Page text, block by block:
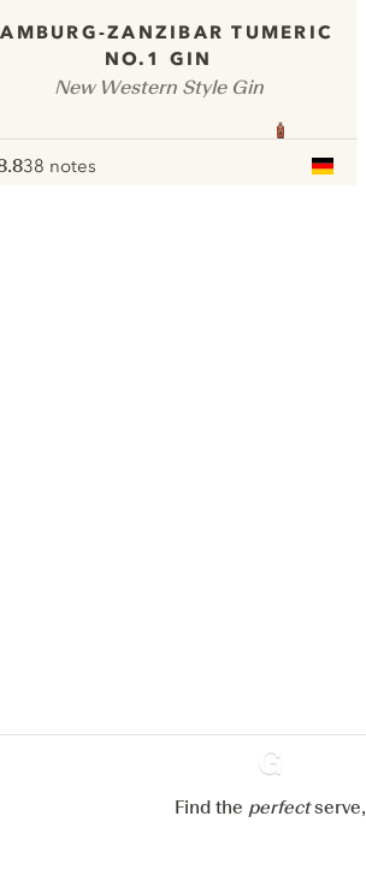
ZANZIBAR TUMERIC
NO.1 GIN
New Western Style Gin
38 notes
Ginventory
Find the perfectserve,